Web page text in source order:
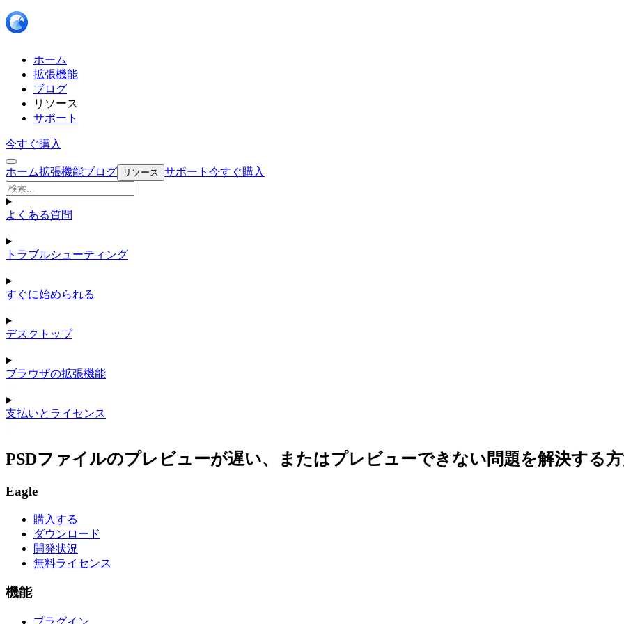
ホーム
拡張機能
ブログ
リソース
サポート
今すぐ購入
ホーム拡張機能ブログ リソース サポート 今すぐ購入
よくある質問
トラブルシューティング
すぐに始められる
デスクトップ
ブラウザの拡張機能
支払いとライセンス
PSDファイルのプレビューが遅い、またはプレビューできない問題を解決する
Eagle
購入する
ダウンロード
開発状況
無料ライセンス
機能
プラグイン